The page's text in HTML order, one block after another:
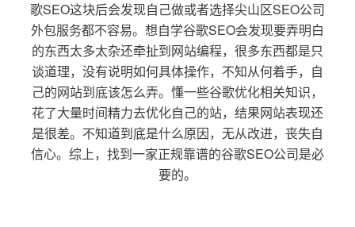
歌SEO这块后会发现自己做或者选择尖山区SEO公司
外包服务都不容易。想自学谷歌SEO会发现要弄明白
的东西太多太杂还牵扯到网站编程，很多东西都是只
谈道理，没有说明如何具体操作，不知从何着手，自
己的网站到底该怎么弄。懂一些谷歌优化相关知识，
花了大量时间精力去优化自己的站，结果网站表现还
是很差。不知道到底是什么原因，无从改进，丧失自
信心。综上，找到一家正规靠谱的谷歌SEO公司是必
要的。